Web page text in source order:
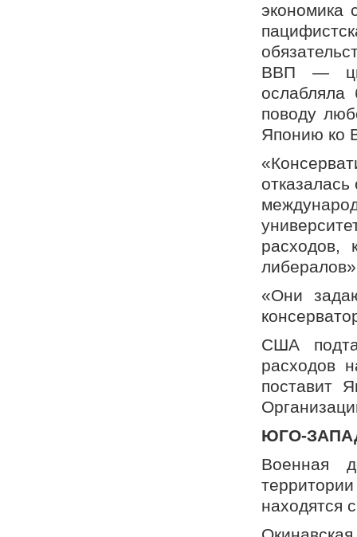
экономика
ВВП —
ослабляла
поводу
Японию ко
расходов,
«Они
США
расходов
поставит
ЮГО-
Военная
находятся